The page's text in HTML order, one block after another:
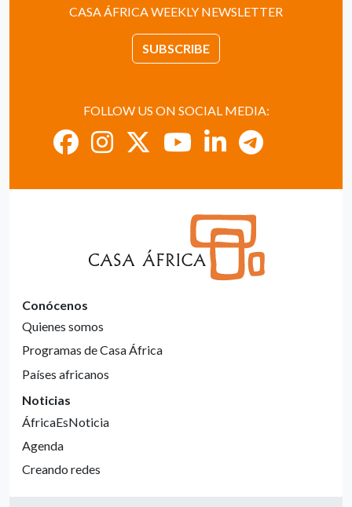
CASA ÁFRICA WEEKLY NEWSLETTER
SUBSCRIBE
FOLLOW US ON SOCIAL MEDIA:
Conócenos
Quienes somos
Programas de Casa África
Países africanos
Noticias
ÁfricaEsNoticia
Agenda
Creando redes